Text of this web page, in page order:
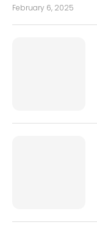
February 6, 2025